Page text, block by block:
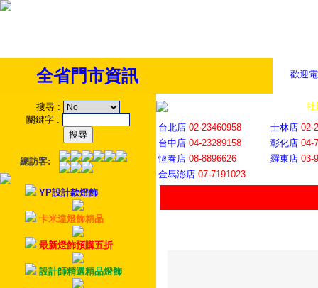
歡迎
全省門市資訊
搜尋 :
關鍵字 :
總訪客:
YP設計款燈飾
卡米達燈飾精品
最新燈飾預購五折
設計師精選精品燈飾
社
台北店 02-23460958 士林店 02-
台中店 04-23289158 彰化店 04-
恆春店 08-8896626 羅東店 03-
金馬澎店 07-7191023